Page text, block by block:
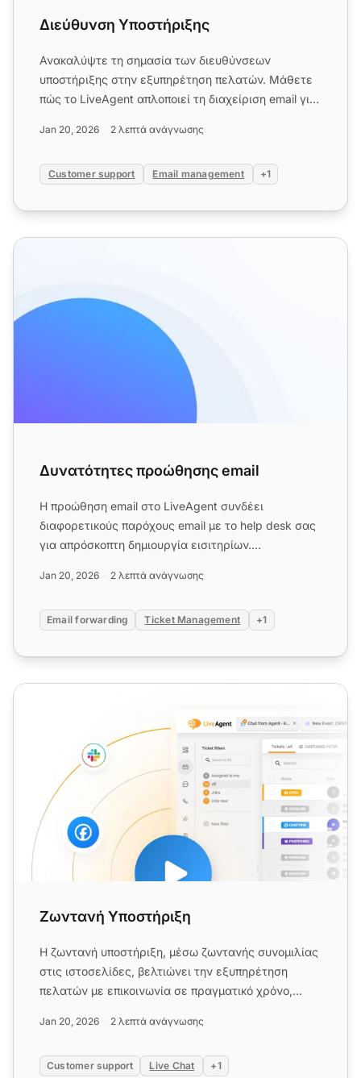
Διεύθυνση Υποστήριξης
Ανακαλύψτε τη σημασία των διευθύνσεων
υποστήριξης στην εξυπηρέτηση πελατών. Μάθετε
πώς το LiveAgent απλοποιεί τη διαχείριση email για
Jan 20, 2026 2 λεπτά ανάγνωσης
Customer support Email management +1
Δυνατότητες προώθησης email
Δυνατότητες προώθησης email
Η προώθηση email στο LiveAgent συνδέει
διαφορετικούς παρόχους email με το help desk σας
για απρόσκοπτη δημιουργία εισιτηρίων.
Jan 20, 2026 2 λεπτά ανάγνωσης
Email forwarding Ticket Management +1
Ζωντανή Υποστήριξη
Ζωντανή Υποστήριξη
Η ζωντανή υποστήριξη, μέσω ζωντανής συνομιλίας
στις ιστοσελίδες, βελτιώνει την εξυπηρέτηση
πελατών με επικοινωνία σε πραγματικό χρόνο,
Jan 20, 2026 2 λεπτά ανάγνωσης
Customer support Live Chat +1